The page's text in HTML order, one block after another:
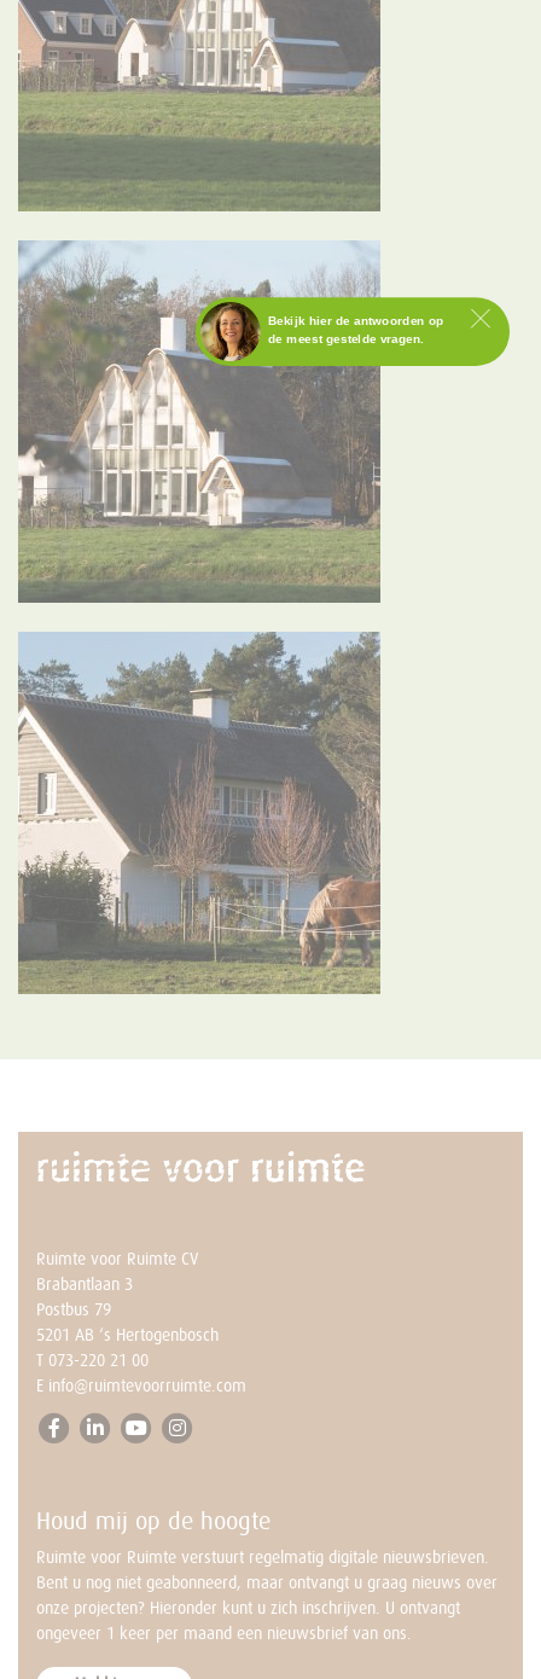
Bekijk hier de antwoorden op
de meest gestelde vragen.
Staat het antwoord op jouw
vraag er niet tussen?
Neem dan contact op met
BEL NU MET ANNEMARIE
073-2202 100
ma t/m vr – 9.00 tot 17.00 uur
Ruimte voor Ruimte CV
Brabantlaan 3
Postbus 79
5201 AB ‘s Hertogenbosch
073-220 21 00
E info@ruimtevoorruimte.com
Houd mij op de hoogte
Ruimte voor Ruimte verstuurt regelmatig digitale nieuwsbrieven.
Bent u nog niet geabonneerd, maar ontvangt u graag nieuws over
onze projecten? Hieronder kunt u zich inschrijven. U ontvangt
ongeveer 1 keer per maand een nieuwsbrief van ons.